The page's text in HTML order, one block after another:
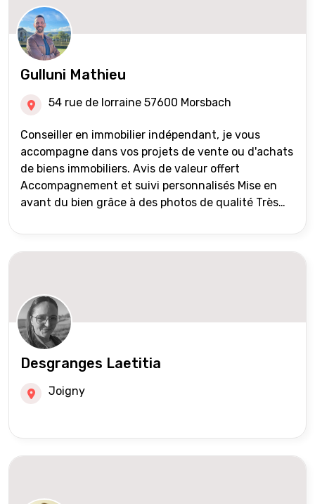
Gulluni Mathieu
54 rue de lorraine 57600 Morsbach
Conseiller en immobilier indépendant, je vous
accompagne dans vos projets de vente ou d'achats
de biens immobiliers. Avis de valeur offert
Accompagnement et suivi personnalisés Mise en
avant du bien grâce à des photos de qualité Très
international) Validation du financement des
acquéreurs auprès de partenaires financiers
réseau Iad France et Iad Deutschland Inter agence
Desgranges Laetitia
Joigny